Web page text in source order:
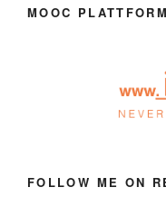
MOOC PLATTFORM
FOLLOW ME ON